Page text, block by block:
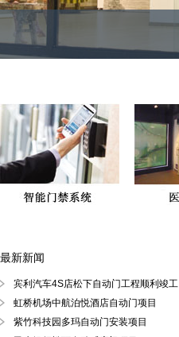
最新新闻
宾利汽车4S店松下自动门工程顺利竣工
虹桥机场中航泊悦酒店自动门项目
紫竹科技园多玛自动门安装项目